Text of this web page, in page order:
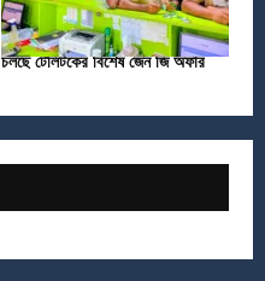
চলছে টেলিটকের বিশেষ জেন জি অফার